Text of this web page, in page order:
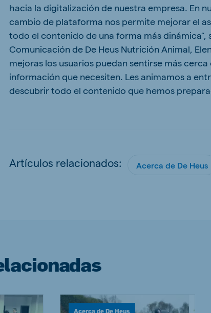
hacia la digitalización de nuestra empresa. En
cambio de plataforma nos permite mejorar el
todo el contenido de una forma más
Comunicación de De Heus Nutrición Animal,
mejoras los usuarios puedan sentirse más
información que necesiten. Les animamos a
descubrir todo el contenido que hemos
Artículos relacionados: Acerca de De Heus
Acerca de De Heus